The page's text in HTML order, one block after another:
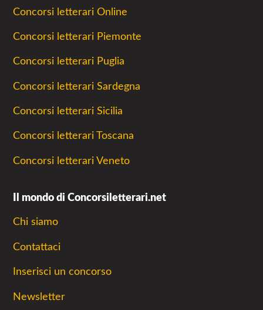
Concorsi letterari Online
Concorsi letterari Piemonte
Concorsi letterari Puglia
Concorsi letterari Sardegna
Concorsi letterari Sicilia
Concorsi letterari Toscana
Concorsi letterari Veneto
Il mondo di Concorsiletterari.net
Chi siamo
Contattaci
Inserisci un concorso
Newsletter